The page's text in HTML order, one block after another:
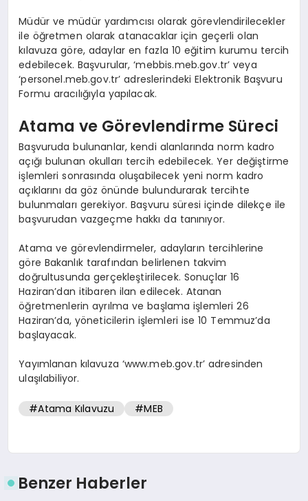
Müdür ve müdür yardımcısı olarak görevlendirilecekler
ile öğretmen olarak atanacaklar için geçerli olan
kılavuza göre, adaylar en fazla 10 eğitim kurumu tercih
edebilecek. Başvurular, ‘mebbis.meb.gov.tr’ veya
‘personel.meb.gov.tr’ adreslerindeki Elektronik Başvuru
Formu aracılığıyla yapılacak.
Atama ve Görevlendirme Süreci
Başvuruda bulunanlar, kendi alanlarında norm kadro
açığı bulunan okulları tercih edebilecek. Yer değiştirme
işlemleri sonrasında oluşabilecek yeni norm kadro
açıklarını da göz önünde bulundurarak tercihte
bulunmaları gerekiyor. Başvuru süresi içinde dilekçe ile
başvurudan vazgeçme hakkı da tanınıyor.
Atama ve görevlendirmeler, adayların tercihlerine
göre Bakanlık tarafından belirlenen takvim
doğrultusunda gerçekleştirilecek. Sonuçlar 16
Haziran’dan itibaren ilan edilecek. Atanan
öğretmenlerin ayrılma ve başlama işlemleri 26
Haziran’da, yöneticilerin işlemleri ise 10 Temmuz’da
başlayacak.
Yayımlanan kılavuza ‘www.meb.gov.tr’ adresinden
ulaşılabiliyor.
#Atama Kılavuzu #MEB
Benzer Haberler